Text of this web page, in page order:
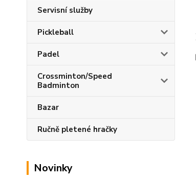
Servisní služby
Pickleball
Padel
Crossminton/Speed
Badminton
Bazar
Ručně pletené hračky
Novinky